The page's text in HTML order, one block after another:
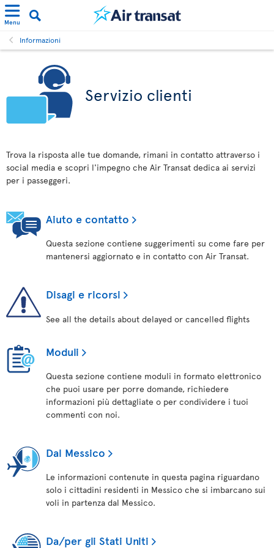
Menu
Informazioni
Servizio clienti
Trova la risposta alle tue domande, rimani in contatto attraverso i
social media e scopri l'impegno che Air Transat dedica ai servizi
per i passeggeri.
Aiuto e contatto
Questa sezione contiene suggerimenti su come fare per
mantenersi aggiornato e in contatto con Air Transat.
Disagi e ricorsi
See all the details about delayed or cancelled flights
Moduli
Questa sezione contiene moduli in formato elettronico
che puoi usare per porre domande, richiedere
informazioni più dettagliate o per condividere i tuoi
commenti con noi.
Dal Messico
Le informazioni contenute in questa pagina riguardano
solo i cittadini residenti in Messico che si imbarcano sui
voli in partenza dal Messico.
Da/per gli Stati Uniti